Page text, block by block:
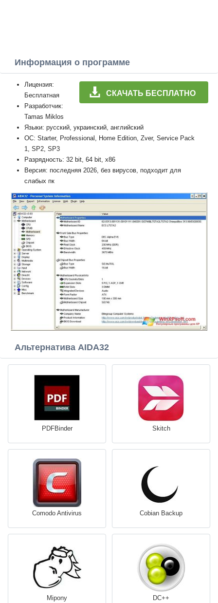
Информация о программе
СКАЧАТЬ БЕСПЛАТНО
Лицензия:
Бесплатная
Разработчик:
Tamas Miklos
Языки: русский, украинский, английский
ОС: Starter, Professional, Home Edition, Zver, Service Pack
1, SP2, SP3
Разрядность: 32 bit, 64 bit, x86
Версия: последняя 2026, без вирусов, подходит для
слабых пк
Альтернатива AIDA32
PDFBinder Skitch
Comodo Antivirus Cobian Backup
Mipony DC++